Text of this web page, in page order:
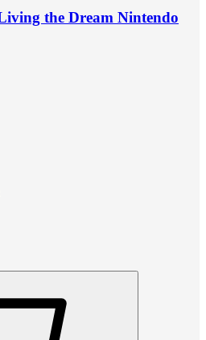
the Dream Nintendo